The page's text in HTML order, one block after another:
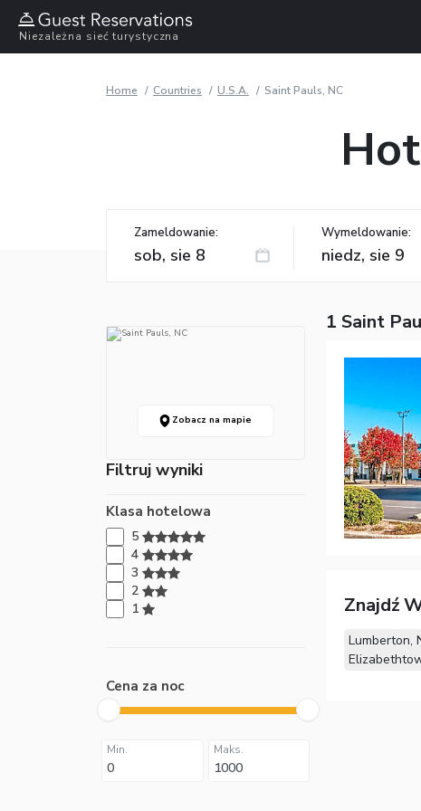
Niezależna sieć turystyczna
Home Countries U.S.A. Saint Pauls, NC
Zameldowanie: Wymeldowanie:
Zobacz na mapie
Filtruj wyniki
Klasa hotelowa
5
4
3
2
1
Cena za noc
Min. Maks.
1 Saint
Znajdź
Lumberton,